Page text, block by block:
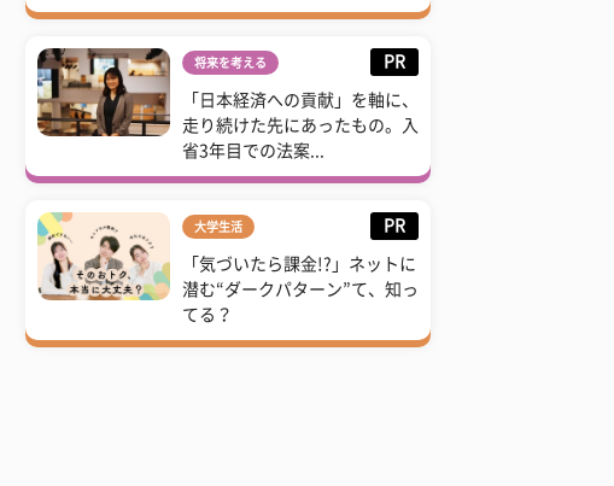
将来を考える PR
「日本経済への貢献」を軸に、
走り続けた先にあったもの。入
省3年目での法案...
大学生活 PR
「気づいたら課金!?」ネットに
潜む“ダークパターン”て、知っ
てる？